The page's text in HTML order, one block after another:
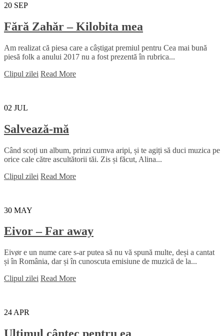
20 SEP
Fără Zahăr – Kilobita mea
Am realizat că piesa care a câștigat premiul pentru Cea mai bună
piesă folk a anului 2017 nu a fost prezentă în rubrica...
Clipul zilei Read More
02 JUL
Salvează-mă
Când scoți un album, prinzi cumva aripi, și te agiți să duci muzica pe
orice cale către ascultătorii tăi. Zis și făcut, Alina...
Clipul zilei Read More
30 MAY
Eivor – Far away
Eivør e un nume care s-ar putea să nu vă spună multe, deși a cantat
și în România, dar și în cunoscuta emisiune de muzică de la...
Clipul zilei Read More
24 APR